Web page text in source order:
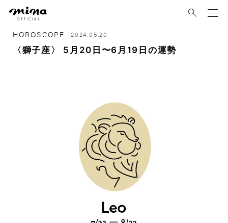
HOROSCOPE 2024.05.20
〈獅子座〉 5月20日〜6月19日の運勢